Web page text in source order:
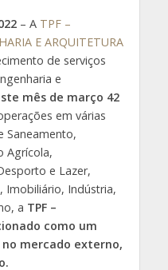
– A TPF –
E ARQUITETURA
de serviços
e
mês de março 42
em várias
Saneamento,
Agrícola,
e Lazer,
Imobiliário, Indústria,
a TPF –
como um
mercado externo,